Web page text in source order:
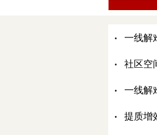
· 一线解
· 社区空
· 一线解
· 提质增